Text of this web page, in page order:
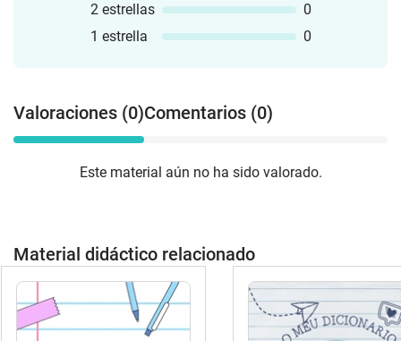
2 estrellas
0
1 estrella
0
Valoraciones (0)Comentarios (0)
Este material aún no ha sido valorado.
Material didáctico relacionado